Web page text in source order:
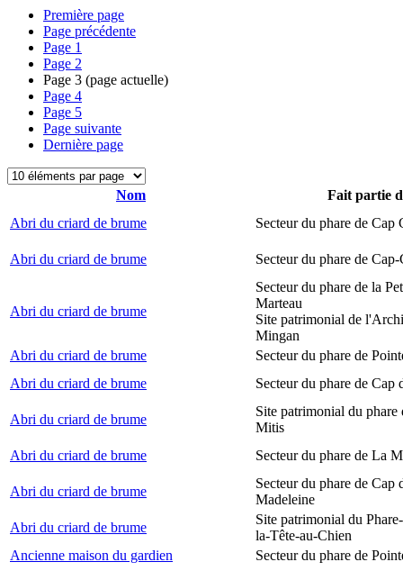
Première page
Page précédente
Page 1
Page 2
Page 3 (page actuelle)
Page 4
Page 5
Page suivante
Dernière page
Nom
Fait partie
Abri du criard de brume
Secteur du phare de Cap
Abri du criard de brume Secteur du phare de Cap-
Abri du criard de brume
Secteur du phare de la
Marteau
Site patrimonial de
Mingan
Abri du criard de brume
Secteur du phare de
Abri du criard de brume
Secteur du phare de Cap
Abri du criard de brume
Site patrimonial du phare
Mitis
Abri du criard de brume
Secteur du phare de La
Abri du criard de brume
Secteur du phare de Cap
Madeleine
Abri du criard de brume
Site patrimonial du
la-Tête-au-Chien
Ancienne maison du gardien
Secteur du phare de